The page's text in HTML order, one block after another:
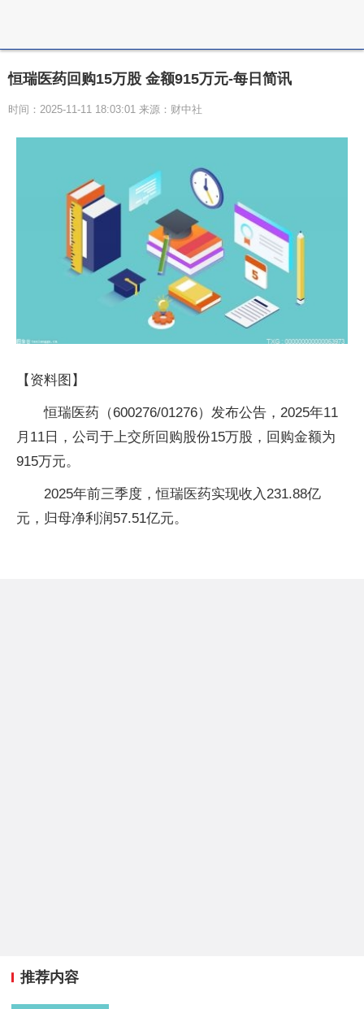
恒瑞医药回购15万股 金额915万元-每日简讯
时间：2025-11-11 18:03:01 来源：财中社
【资料图】
恒瑞医药（600276/01276）发布公告，2025年11
月11日，公司于上交所回购股份15万股，回购金额为
915万元。
2025年前三季度，恒瑞医药实现收入231.88亿
元，归母净利润57.51亿元。
推荐内容